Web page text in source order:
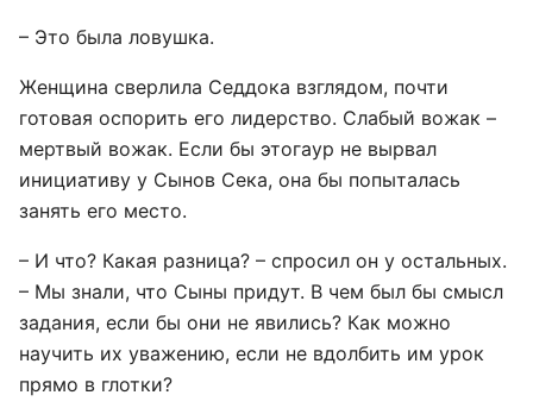
– Это была ловушка.
Женщина сверлила Седдока взглядом, почти
готовая оспорить его лидерство. Слабый вожак –
мертвый вожак. Если бы этогаур не вырвал
инициативу у Сынов Сека, она бы попыталась
занять его место.
– И что? Какая разница? – спросил он у остальных.
– Мы знали, что Сыны придут. В чем был бы смысл
задания, если бы они не явились? Как можно
научить их уважению, если не вдолбить им урок
прямо в глотки?